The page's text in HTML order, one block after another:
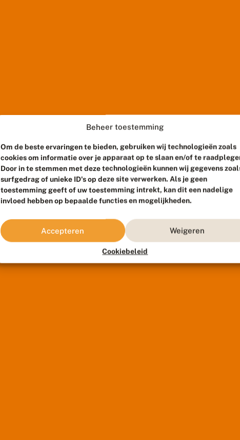
Beheer toestemming
Om de beste ervaringen te bieden, gebruiken wij technologieën zoals
cookies om informatie over je apparaat op te slaan en/of te
Door in te stemmen met deze technologieën kunnen wij gegevens
surfgedrag of unieke ID's op deze site verwerken. Als je geen
toestemming geeft of uw toestemming intrekt, kan dit een nadelige
invloed hebben op bepaalde functies en mogelijkheden.
Accepteren Weigeren
Cookiebeleid